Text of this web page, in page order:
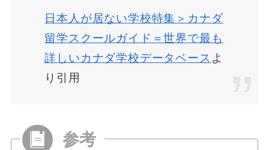
日本人が居ない学校特集＞カナダ
留学スクールガイド＝世界で最も
詳しいカナダ学校データベース よ
り引用